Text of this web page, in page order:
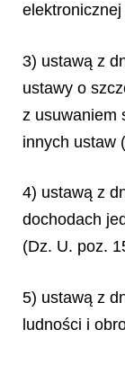
3) ustawą z
ustawy o
z usuwaniem
innych ustaw
4) ustawą z
dochodach
(Dz. U. poz.
5) ustawą z
ludności i